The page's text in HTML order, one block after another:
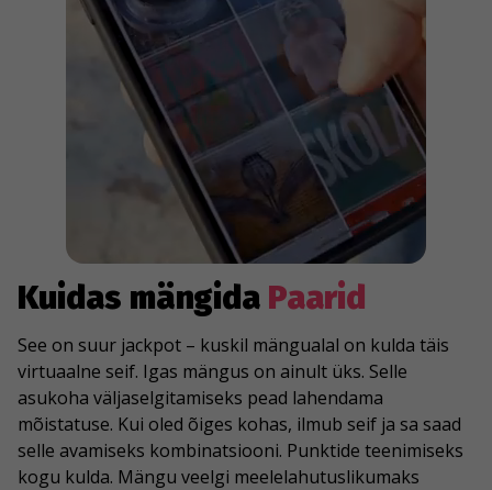
Kuidas mängida Paarid
See on suur jackpot – kuskil mängualal on kulda täis
virtuaalne seif. Igas mängus on ainult üks. Selle
asukoha väljaselgitamiseks pead lahendama
mõistatuse. Kui oled õiges kohas, ilmub seif ja sa saad
selle avamiseks kombinatsiooni. Punktide teenimiseks
kogu kulda. Mängu veelgi meelelahutuslikumaks